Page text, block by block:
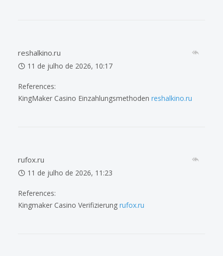
reshalkino.ru
11 de julho de 2026, 10:17
References:
KingMaker Casino Einzahlungsmethoden reshalkino.ru
rufox.ru
11 de julho de 2026, 11:23
References:
Kingmaker Casino Verifizierung rufox.ru